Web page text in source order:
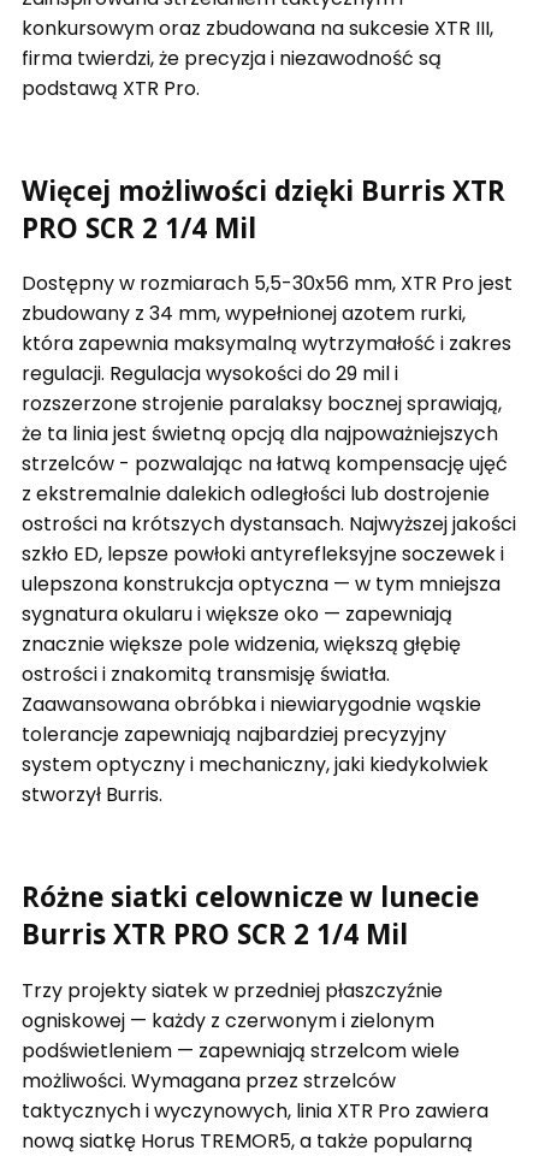
konkursowym oraz zbudowana na sukcesie XTR III,
firma twierdzi, że precyzja i niezawodność są
podstawą XTR Pro.
Więcej możliwości dzięki Burris XTR
PRO SCR 2 1/4 Mil
Dostępny w rozmiarach 5,5-30x56 mm, XTR Pro jest
zbudowany z 34 mm, wypełnionej azotem rurki,
która zapewnia maksymalną wytrzymałość i zakres
regulacji. Regulacja wysokości do 29 mil i
rozszerzone strojenie paralaksy bocznej sprawiają,
że ta linia jest świetną opcją dla najpoważniejszych
strzelców - pozwalając na łatwą kompensację ujęć
z ekstremalnie dalekich odległości lub dostrojenie
ostrości na krótszych dystansach. Najwyższej jakości
szkło ED, lepsze powłoki antyrefleksyjne soczewek i
ulepszona konstrukcja optyczna — w tym mniejsza
sygnatura okularu i większe oko — zapewniają
znacznie większe pole widzenia, większą głębię
ostrości i znakomitą transmisję światła.
Zaawansowana obróbka i niewiarygodnie wąskie
tolerancje zapewniają najbardziej precyzyjny
system optyczny i mechaniczny, jaki kiedykolwiek
stworzył Burris.
Różne siatki celownicze w lunecie
Burris XTR PRO SCR 2 1/4 Mil
Trzy projekty siatek w przedniej płaszczyźnie
ogniskowej — każdy z czerwonym i zielonym
podświetleniem — zapewniają strzelcom wiele
możliwości. Wymagana przez strzelców
taktycznych i wyczynowych, linia XTR Pro zawiera
nową siatkę Horus TREMOR5, a także popularną